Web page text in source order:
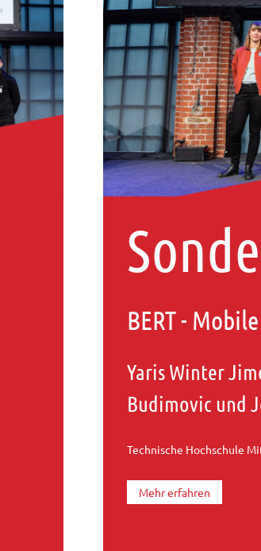
BERT -
Yaris Winter
Budimovic und
Technische Hochschule
Mehr erfahren